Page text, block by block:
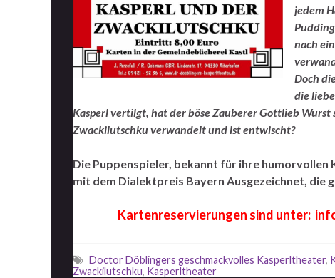
jedem
nach
Doch
die
Kasperl vertilgt, hat der böse Zauberer Gottlieb Wurst
Zwackilutschku verwandelt und ist entwischt?
Die Puppenspieler, bekannt für ihre
mit dem Dialektpreis Bayern Ausgezeichnet, die
Kartenreservierungen sind unter:
Doctor Döblingers geschmackvolles Kasperltheater,
Zwackilutschku, Kasperltheater